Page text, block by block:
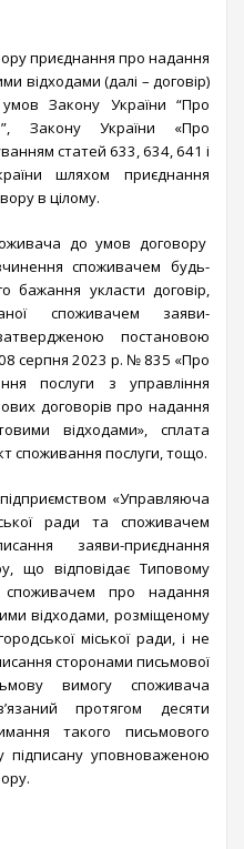
приєднання про надання
відходами (далі – договір)
умов Закону України “Про
Закону України «Про
статей 633, 634, 641 і
шляхом приєднання
в цілому.
до умов договору
споживачем будь-
бажання укласти договір,
споживачем заяви-
постановою
08 серпня 2023 р. № 835 «Про
послуги з управління
договорів про надання
відходами», сплата
споживання послуги, тощо.
«Управляюча
ради та споживачем
заяви-приєднання
що відповідає Типовому
споживачем про надання
відходами, розміщеному
міської ради, і не
сторонами письмової
вимогу споживача
протягом десяти
такого письмового
підписану уповноваженою